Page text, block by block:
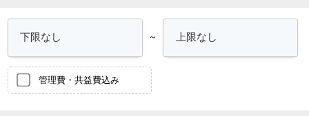
～
管理費・共益費込み